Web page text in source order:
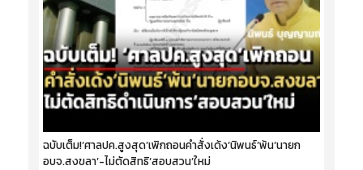
ฉบับเต็ม!‘ศาลปค.สูงสุด’เพิกถอนคำสั่งเด้ง‘นิพนธ์’พ้น‘นายก
อบจ.สงขลา’-ไม่ตัดสิทธิ‘สอบสวน’ใหม่